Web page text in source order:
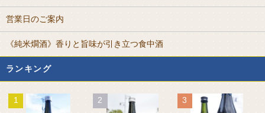
営業日のご案内
《純米燗酒》香りと旨味が引き立つ食中酒
ランキング
1 2 3